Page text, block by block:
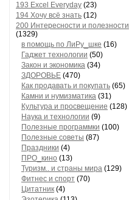
193 Excel Everyday (23)
194 Хочу всё знать (12)
200 Интересности и полезности
(1329)
в помощь по ЛиРу_шке (16)
Гаджет технологии (50)
Закон и экономика (34)
ЗДОРОВЬЕ (470)
Как продавать и покупать (65)
Камни и нумизматика (31)
Культура и просвещение (128)
Наука и технологии (9)
Полезные программки (100)
Полезные советы (87)
Праздники (4)
ПРО_кино (13)
Туризм.. и страны мира (129)
Фитнес и спорт (70)
Цитатник (4)